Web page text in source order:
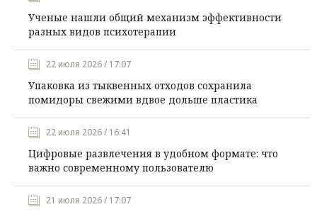
Ученые нашли общий механизм эффективности
разных видов психотерапии
22 июля 2026 / 17:07
Упаковка из тыквенных отходов сохранила
помидоры свежими вдвое дольше пластика
22 июля 2026 / 16:41
Цифровые развлечения в удобном формате: что
важно современному пользователю
21 июля 2026 / 17:07